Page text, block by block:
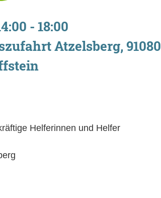
- 18:00
Atzelsberg, 91080
Helferinnen und Helfer